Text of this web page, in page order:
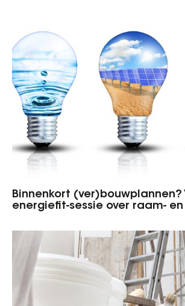
Binnenkort (ver)bouwplannen?
energiefit-sessie over raam-